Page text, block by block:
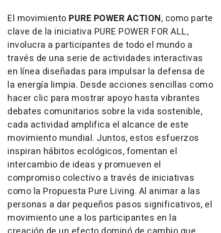
El movimiento PURE POWER ACTION, como parte
clave de la iniciativa PURE POWER FOR ALL,
involucra a participantes de todo el mundo a
través de una serie de actividades interactivas
en línea diseñadas para impulsar la defensa de
la energía limpia. Desde acciones sencillas como
hacer clic para mostrar apoyo hasta vibrantes
debates comunitarios sobre la vida sostenible,
cada actividad amplifica el alcance de este
movimiento mundial. Juntos, estos esfuerzos
inspiran hábitos ecológicos, fomentan el
intercambio de ideas y promueven el
compromiso colectivo a través de iniciativas
como la Propuesta Pure Living. Al animar a las
personas a dar pequeños pasos significativos, el
movimiento une a los participantes en la